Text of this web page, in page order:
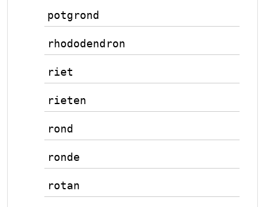
potgrond
rhododendron
riet
rieten
rond
ronde
rotan